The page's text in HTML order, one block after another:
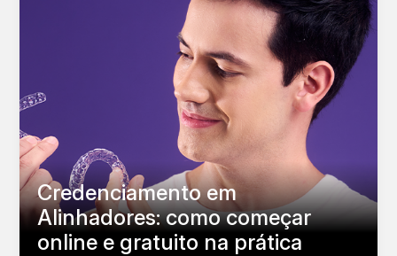
Credenciamento em
Alinhadores: como começar
online e gratuito na prática